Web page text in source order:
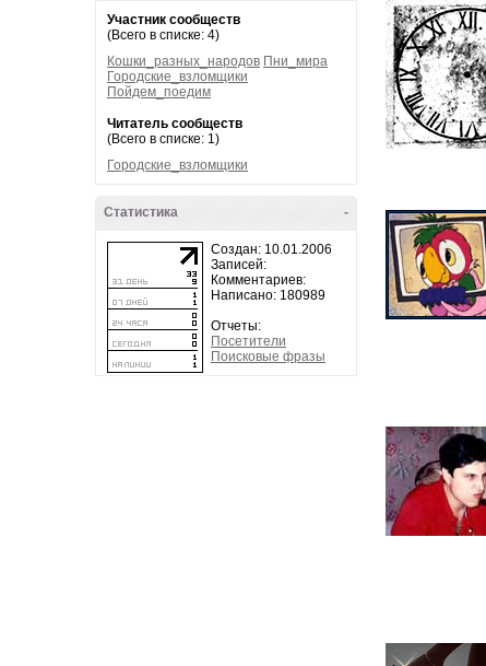
Участник сообществ
(Всего в списке: 4)
Кошки_разных_народов Пни_мира
Городские_взломщики
Пойдем_поедим
Читатель сообществ
(Всего в списке: 1)
Городские_взломщики
-
Статистика
Создан: 10.01.2006
Записей:
Комментариев:
Написано: 180989
Отчеты:
Посетители
Поисковые фразы